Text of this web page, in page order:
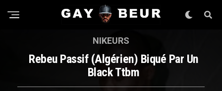
NIKEURS
Rebeu Passif (algérien) Biqué Par Un
Black Ttbm